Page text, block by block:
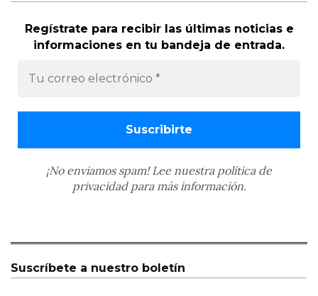
Regístrate para recibir las últimas noticias e
informaciones en tu bandeja de entrada.
¡No enviamos spam! Lee nuestra política de
privacidadpara más información.
Suscríbete a nuestro boletín